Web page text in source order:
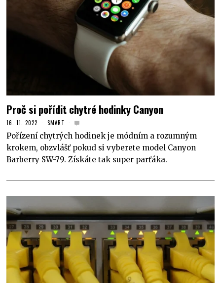
Proč si pořídit chytré hodinky Canyon
16. 11. 2022 SMART
Pořízení chytrých hodinek je módním a rozumným
krokem, obzvlášť pokud si vyberete model Canyon
Barberry SW-79. Získáte tak super parťáka.